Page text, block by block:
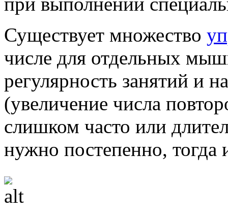
Существует множество
числе для отдельных
регулярность занятий и
(увеличение числа
слишком часто или
нужно постепенно, тогда